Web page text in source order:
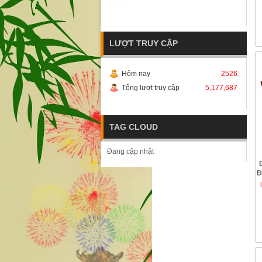
LƯỢT TRUY CẬP
Hôm nay
2526
Tổng lượt truy cập
5,177,687
TAG CLOUD
Đang cập nhật